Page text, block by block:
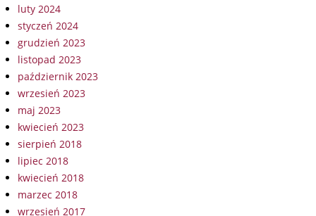
luty 2024
styczeń 2024
grudzień 2023
listopad 2023
październik 2023
wrzesień 2023
maj 2023
kwiecień 2023
sierpień 2018
lipiec 2018
kwiecień 2018
marzec 2018
wrzesień 2017